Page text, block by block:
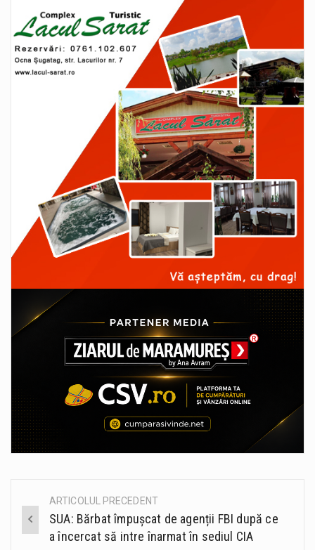
Post
navigation
ARTICOLUL PRECEDENT
SUA: Bărbat împușcat de agenții FBI după ce
a încercat să intre înarmat în sediul CIA